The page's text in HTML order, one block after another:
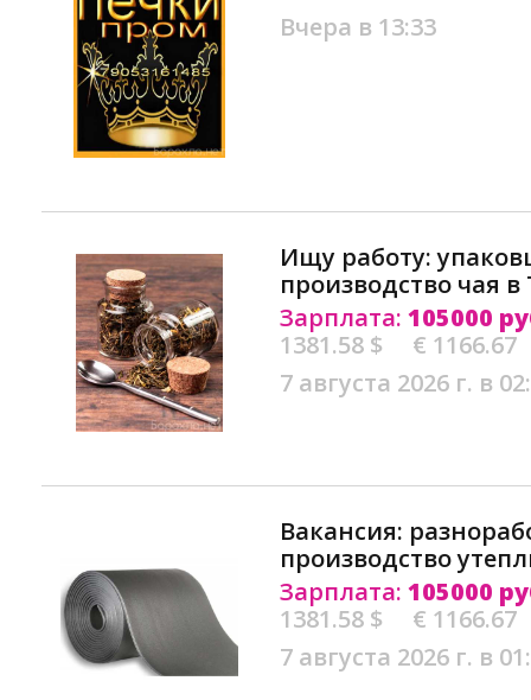
Вчера в 13:33
Ищу работу:
производство чая в
Зарплата: 105000
1381.58 $
€ 1166.67
7 августа 2026 г. в
Вакансия:
производство
Зарплата: 105000
1381.58 $
€ 1166.67
7 августа 2026 г. в